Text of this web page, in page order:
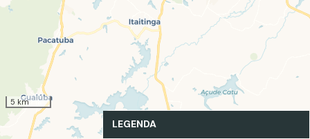
5 km
LEGENDA